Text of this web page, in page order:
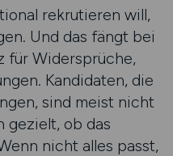
rekrutieren will,
Und das fängt bei
für Widersprüche,
Kandidaten, die
sind meist nicht
gezielt, ob das
nicht alles passt,